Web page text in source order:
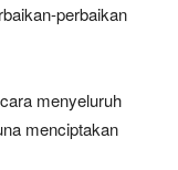
perbaikan
menyeluruh
menciptakan